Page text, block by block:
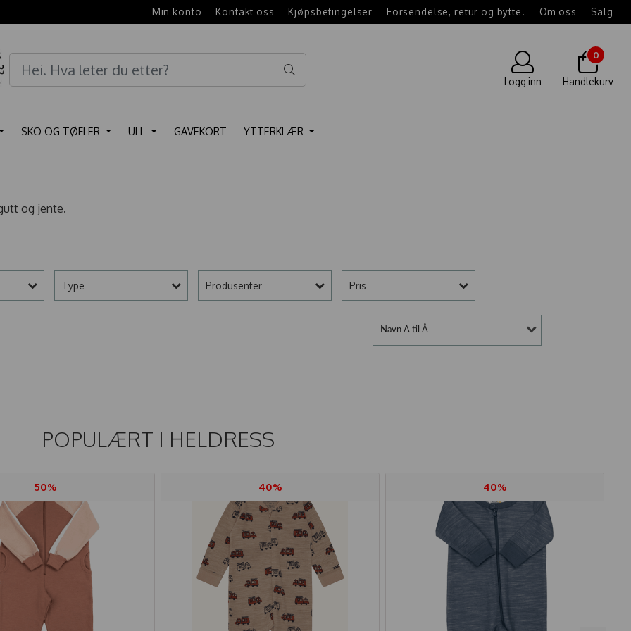
Min konto Kontakt oss Kjøpsbetingelser Forsendelse, retur og bytte. Om oss Salg
Logg inn
0
Handlekurv
SKO OG TØFLER ULL GAVEKORT YTTERKLÆR
og jente.
Type Produsenter Pris
Navn A til Å
POPULÆRT I HELDRESS
50% 40% 40%